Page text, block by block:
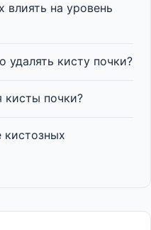
влиять на уровень
удалять кисту почки?
кисты почки?
кистозных